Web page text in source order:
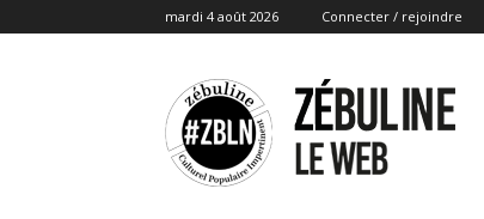
mardi 4 août 2026 Connecter / rejoindre